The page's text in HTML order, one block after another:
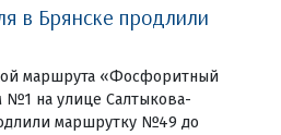
в Брянске продлили
маршрута «Фосфоритный
№1 на улице Салтыкова-
маршрутку №49 до